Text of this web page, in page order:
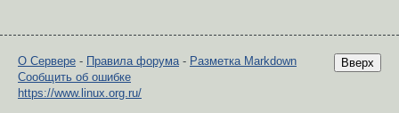
Вверх
О Сервере - Правила форума- Разметка Markdown
Сообщить об ошибке
https://www.linux.org.ru/